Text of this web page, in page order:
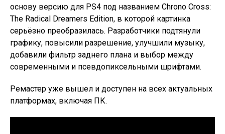
основу версию для PS4 под названием Chrono Cross:
The Radical Dreamers Edition, в которой картинка
серьёзно преобразилась. Разработчики подтянули
графику, повысили разрешение, улучшили музыку,
добавили фильтр заднего плана и выбор между
современными и псевдопиксельными шрифтами.
Ремастер уже вышел и доступен на всех актуальных
платформах, включая ПК.